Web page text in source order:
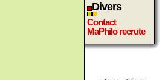
Divers
Contact
MaPhilo recrute